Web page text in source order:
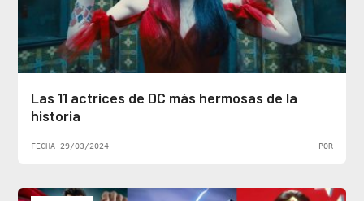
Las 11 actrices de DC más hermosas de la
historia
FECHA 29/03/2024 POR